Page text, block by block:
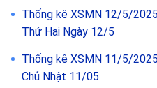
Thống kê XSMN 9/5/2025
Miền Nam Thứ 6
Thống kê XSMN 8/5/2025
Nam Thứ 5 ngày 8/5